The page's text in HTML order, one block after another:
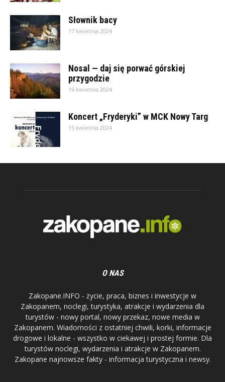
Słownik bacy
17 kwietnia 2024
Nosal — daj się porwać górskiej
przygodzie
16 kwietnia 2024
Koncert „Fryderyki” w MCK Nowy Targ
15 kwietnia 2024
O NAS
Zakopane.INFO - życie, praca, biznes i inwestycje w
Zakopanem, noclegi, turystyka, atrakcje i wydarzenia dla
turystów - nowy portal, nowy przekaz, nowe media w
Zakopanem. Wiadomości z ostatniej chwili, korki, informacje
drogowe i lokalne - wszystko w ciekawej i prostej formie. Dla
turystów noclegi, wydarzenia i atrakcje w Zakopanem.
Zakopane najnowsze fakty - informacja turystyczna i newsy.